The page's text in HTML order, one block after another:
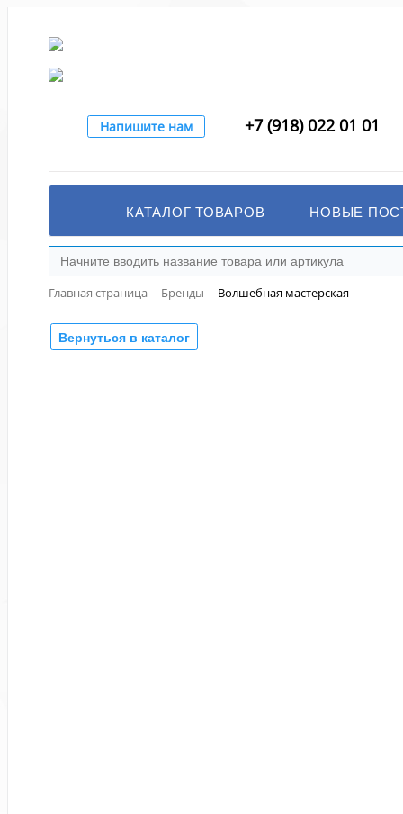
Напишите нам +7 (918) 022 01 01
КАТАЛОГ ТОВАРОВ НОВЫЕ
Главная страница Бренды Волшебная мастерская
Вернуться в каталог